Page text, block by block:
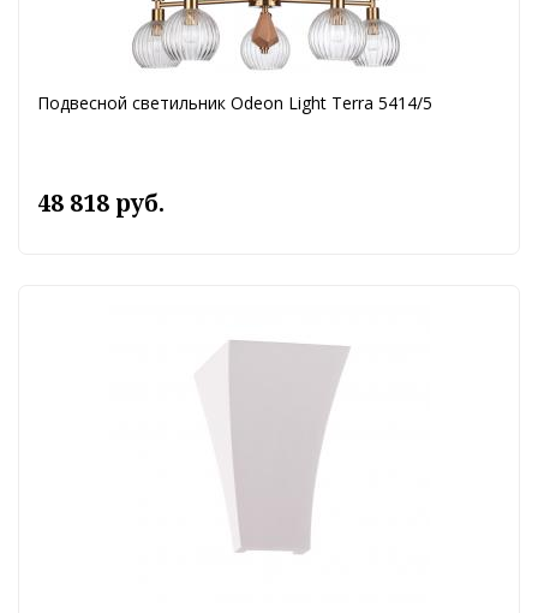
Подвесной светильник Odeon Light Terra 5414/5
48 818 руб.